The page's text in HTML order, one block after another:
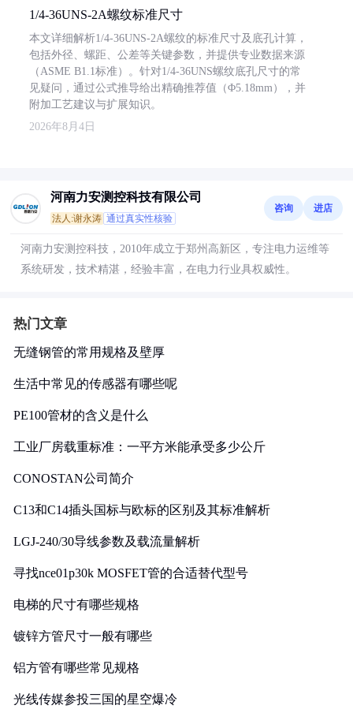
1/4-36UNS-2A螺纹标准尺寸
本文详细解析1/4-36UNS-2A螺纹的标准尺寸及底孔计算，
包括外径、螺距、公差等关键参数，并提供专业数据来源
（ASME B1.1标准）。针对1/4-36UNS螺纹底孔尺寸的常
见疑问，通过公式推导给出精确推荐值（Φ5.18mm），并
附加工艺建议与扩展知识。
2026年8月4日
河南力安测控科技有限公司
法人:谢永涛 通过真实性核验
咨询 进店
河南力安测控科技，2010年成立于郑州高新区，专注电力运维等
系统研发，技术精湛，经验丰富，在电力行业具权威性。
热门文章
无缝钢管的常用规格及壁厚
生活中常见的传感器有哪些呢
PE100管材的含义是什么
工业厂房载重标准：一平方米能承受多少公斤
CONOSTAN公司简介
C13和C14插头国标与欧标的区别及其标准解析
LGJ-240/30导线参数及载流量解析
寻找nce01p30k MOSFET管的合适替代型号
电梯的尺寸有哪些规格
镀锌方管尺寸一般有哪些
铝方管有哪些常见规格
光线传媒参投三国的星空爆冷